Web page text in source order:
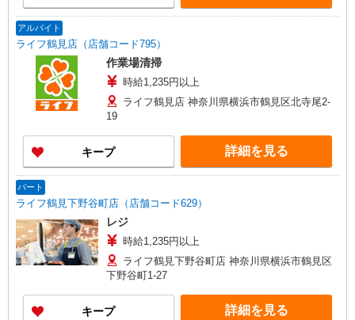
アルバイト
ライフ鶴見店（店舗コード795）
作業場清掃
時給1,235円以上
ライフ鶴見店 神奈川県横浜市鶴見区北寺尾2-
19
キープ 詳細を見る
パート
ライフ鶴見下野谷町店（店舗コード629）
レジ
時給1,235円以上
ライフ鶴見下野谷町店 神奈川県横浜市鶴見区
下野谷町1-27
キープ 詳細を見る